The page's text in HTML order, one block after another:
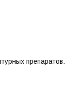
препаратов.